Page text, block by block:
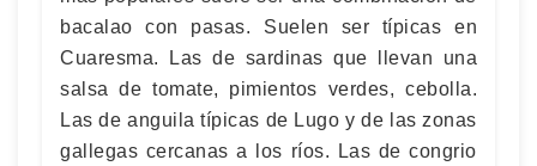
bacalao con pasas. Suelen ser típicas en
Cuaresma. Las de sardinas que llevan una
salsa de tomate, pimientos verdes, cebolla.
Las de anguila típicas de Lugo y de las zonas
gallegas cercanas a los ríos. Las de congrio